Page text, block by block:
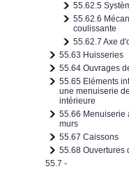
55.62.5
55.62.6
coulissante
55.62.7 Axe
55.63 Huisseries
55.64 Ouvrages
55.65 Eléments
une menuiserie
intérieure
55.66 Menuiserie
murs
55.67 Caissons
55.68 Ouvertures
55.7 -